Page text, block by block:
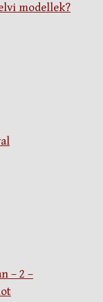
modellek?
– 2 –